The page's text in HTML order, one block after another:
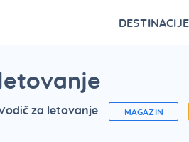
DESTINACIJE
za letovanje MAGAZIN